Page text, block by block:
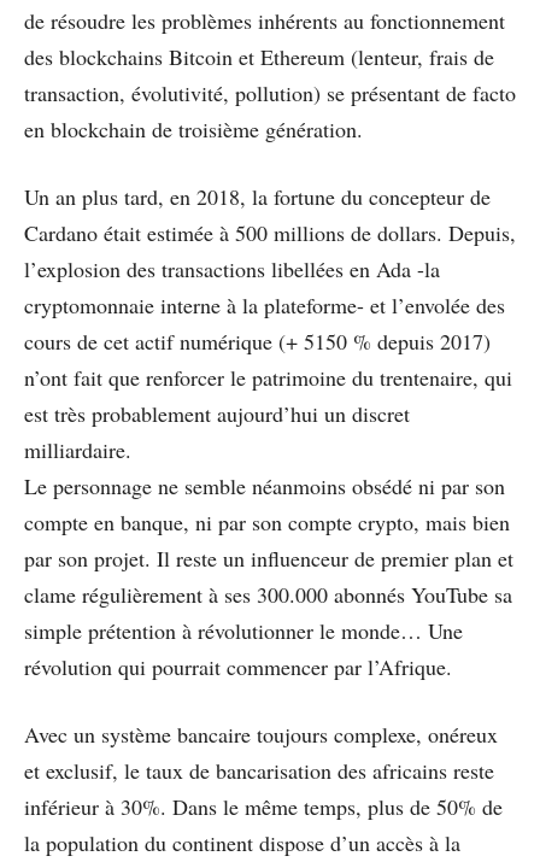
de résoudre les problèmes inhérents au fonctionnement
des blockchains Bitcoin et Ethereum (lenteur, frais de
transaction, évolutivité, pollution) se présentant de facto
en blockchain de troisième génération.
Un an plus tard, en 2018, la fortune du concepteur de
Cardano était estimée à 500 millions de dollars. Depuis,
l’explosion des transactions libellées en Ada -la
cryptomonnaie interne à la plateforme- et l’envolée des
cours de cet actif numérique (+ 5150 % depuis 2017)
n’ont fait que renforcer le patrimoine du trentenaire, qui
est très probablement aujourd’hui un discret
milliardaire.
Le personnage ne semble néanmoins obsédé ni par son
compte en banque, ni par son compte crypto, mais bien
par son projet. Il reste un influenceur de premier plan et
clame régulièrement à ses 300.000 abonnés YouTube sa
simple prétention à révolutionner le monde… Une
révolution qui pourrait commencer par l’Afrique.
Avec un système bancaire toujours complexe, onéreux
et exclusif, le taux de bancarisation des africains reste
inférieur à 30%. Dans le même temps, plus de 50% de
la population du continent dispose d’un accès à la